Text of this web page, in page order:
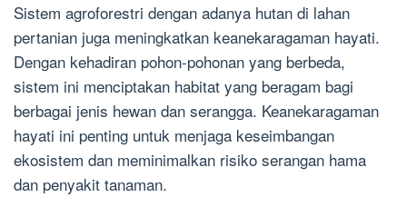
Sistem agroforestri dengan adanya hutan di lahan
pertanian juga meningkatkan keanekaragaman hayati.
Dengan kehadiran pohon-pohonan yang berbeda,
sistem ini menciptakan habitat yang beragam bagi
berbagai jenis hewan dan serangga. Keanekaragaman
hayati ini penting untuk menjaga keseimbangan
ekosistem dan meminimalkan risiko serangan hama
dan penyakit tanaman.